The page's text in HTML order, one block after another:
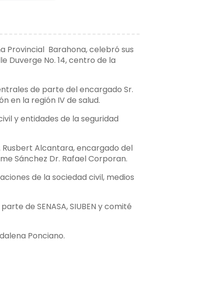
Provincial Barahona, celebró sus
Duverge No. 14, centro de la
de parte del encargado Sr.
en la región IV de salud.
y entidades de la seguridad
Rusbert Alcantara, encargado del
Sánchez Dr. Rafael Corporan.
de la sociedad civil, medios
de SENASA, SIUBEN y comité
Ponciano.